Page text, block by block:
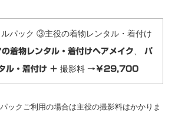
パック ③主役の着物レンタル・着付け
の着物レンタル・着付けヘアメイク パ
ル・着付け ＋ 撮影料 →￥29,700
ックご利用の場合は主役の撮影料はかかりま